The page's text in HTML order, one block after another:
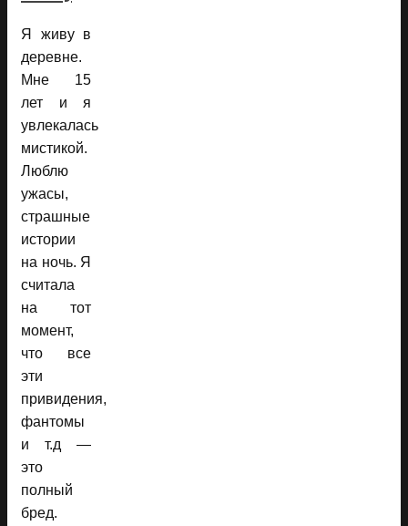
Я живу в
деревне.
Мне 15
лет и я
увлекалась
мистикой.
Люблю
ужасы,
страшные
истории
на ночь. Я
считала
на тот
момент,
что все
эти
привидения,
фантомы
и т.д —
это
полный
бред.